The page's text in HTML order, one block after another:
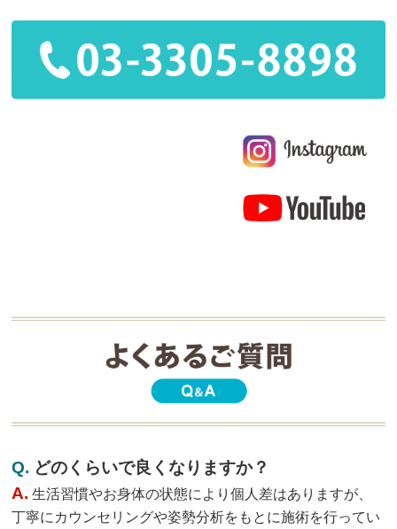
Q. どのくらいで良くなりますか？
A. 生活習慣やお身体の状態により個人差はありますが、
丁寧にカウンセリングや姿勢分析をもとに施術を行ってい